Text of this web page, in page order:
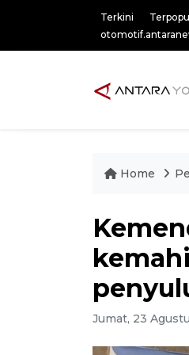
Terkini
Home
Jumat, 23